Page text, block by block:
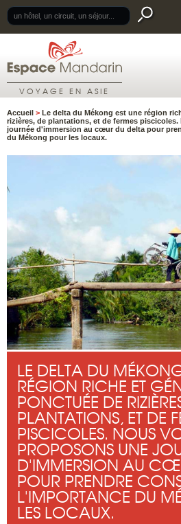
VOYAGE EN ASIE
Accueil > Le delta du Mékong est une région
rizières, de plantations, et de fermes
journée d'immersion au cœur du delta pour
du Mékong pour les locaux.
LE DELTA DU
RÉGION RICHE ET
PONCTUÉE DE
PLANTATIONS, ET DE
PISCICOLES. NOUS
PROPOSONS UNE
D'IMMERSION AU
POUR PRENDRE
L'IMPORTANCE DU
LES LOCAUX.